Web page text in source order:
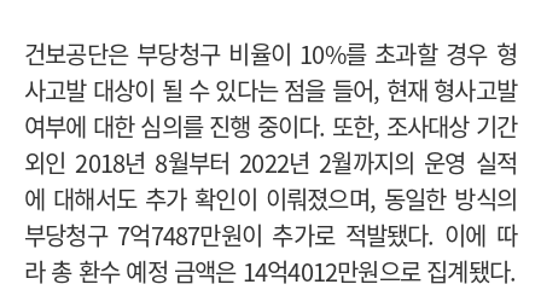
건보공단은 부당청구 비율이 10%를 초과할 경우 형
사고발 대상이 될 수 있다는 점을 들어, 현재 형사고발
여부에 대한 심의를 진행 중이다. 또한, 조사대상 기간
외인 2018년 8월부터 2022년 2월까지의 운영 실적
에 대해서도 추가 확인이 이뤄졌으며, 동일한 방식의
부당청구 7억7487만원이 추가로 적발됐다. 이에 따
라 총 환수 예정 금액은 14억4012만원으로 집계됐다.